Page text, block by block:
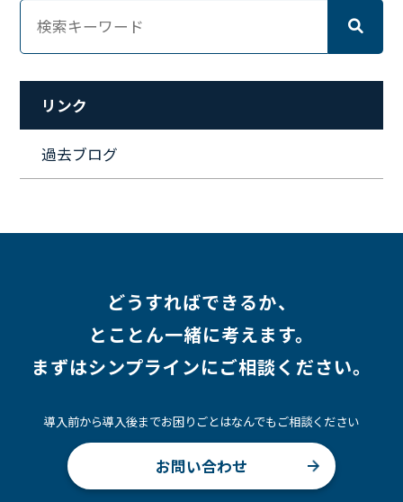
#インフラエンジニア
#セキュリティ
#ペット #経営者
#プロジェクト
#ワークライフバランス
#キャリア形成
#働く環境 #転職
#インタビュー
#スキルアップ
#採用
#Linux #採用情報
リンク
過去ブログ
どうすればできるか、
とことん一緒に考えます。
まずはシンプラインにご相談ください。
導入前から導入後までお困りごとはなんでもご相談ください
お問い合わせ